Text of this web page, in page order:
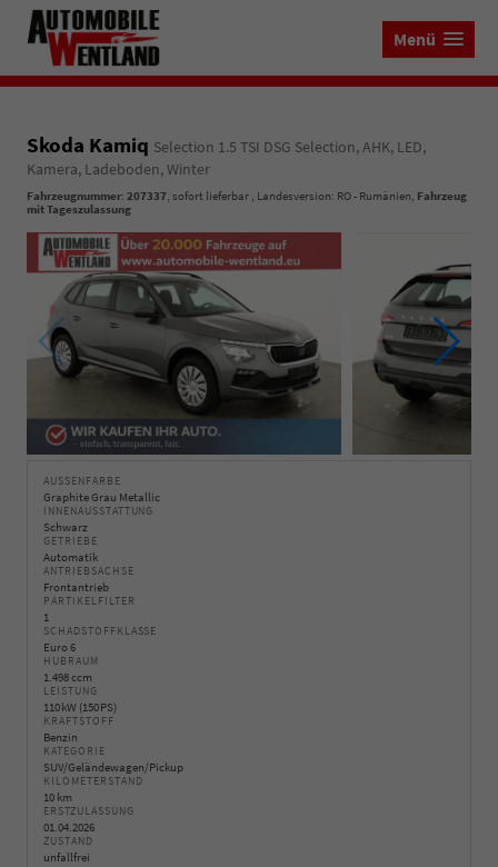
Menü
Skoda Kamiq Selection 1.5 TSI DSG Selection, AHK, LED,
Kamera, Ladeboden, Winter
Fahrzeugnummer: 207337, sofort lieferbar , Landesversion: RO - Rumänien, Fahrzeug
mit Tageszulassung
AUSSENFARBE
Graphite Grau Metallic
INNENAUSSTATTUNG
Schwarz
GETRIEBE
Automatik
ANTRIEBSACHSE
Frontantrieb
PARTIKELFILTER
1
SCHADSTOFFKLASSE
Euro 6
HUBRAUM
1.498 ccm
LEISTUNG
110 kW (150 PS)
KRAFTSTOFF
Benzin
KATEGORIE
SUV/Geländewagen/Pickup
KILOMETERSTAND
10 km
ERSTZULASSUNG
01.04.2026
ZUSTAND
unfallfrei